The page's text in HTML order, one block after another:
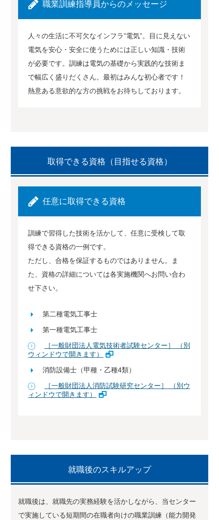
職業訓練指導員からのメッセージ
人々の生活に不可欠なインフラ”電気”。目に見えない
電気を安心・安全に使うためには正しい知識・技術
が必要です。訓練は電気の基礎から実践的な技術ま
で幅広く盛りだくさん。最初はみんな初心者です！
熱意ある意欲的な方の挑戦をお待ちしております。
取得できる資格（目指せる資格）
任意に取得できる資格
訓練で習得した技術を活かして、任意に受検して取
得できる資格の一例です。
ただし、合格を保証するものではありません。ま
た、資格の詳細については各実施機関へお問い合わ
せ下さい。
第二種電気工事士
第一種電気工事士
［一般財団法人電気技術者試験センター］ （別
ウィンドウで開きます）
消防設備士（甲種・乙種4類）
［一般財団法人消防試験研究センター］ （別ウ
ィンドウで開きます）
就職後のスキルアップ
就職後は、就職先の実務経験を活かしながら、当センター
で実施している短期間の在職者向けの職業訓練（能力開発